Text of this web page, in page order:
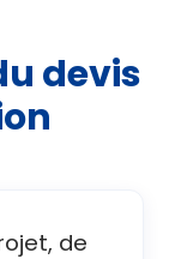
devis
de